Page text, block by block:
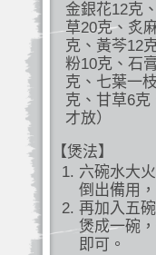
金銀花12克
草20克、炙
克、黃芩12
粉10克、石
克、七葉一
克、甘草6克
才放）
【煲法】
六碗水大
倒出備用
再加入五
煲成一碗
即可。